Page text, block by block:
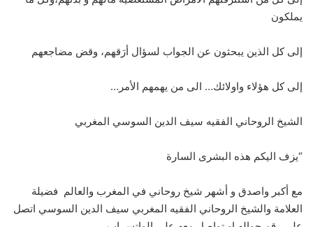
يملكون
إلى كل الذين يبحثون عن الجواب لسؤال أرَقهم، وقض مضاجعهم
إلى كل هؤلاء واولائك… الى من يهمهم الأمر…
الشيخ الروحاني الفقيه سيف الدين السوسي المغربي
“يزف اليكم هذه البشرى السارة
مع أكبر واصدق و أشهر شيخ روحاني في المغرب والعالم فضيلة
العلامة والشيخ الروحاني الفقيه المغربي سيف الدين السوسي اتصل